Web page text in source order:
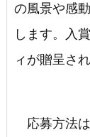
の風景や感
します。入
ィが贈呈され
応募方法